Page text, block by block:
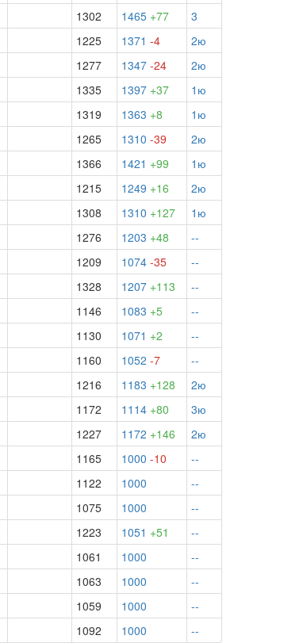
1302 1465 +77
3
1225 1371 -4
2ю
1277 1347 -24
2ю
1335 1397 +37
1ю
1319 1363 +8
1ю
1265 1310 -39
2ю
1366 1421 +99
1ю
1215 1249 +16
2ю
1308 1310 +127
1ю
1276 1203 +48
--
1209 1074 -35
--
1328 1207 +113
--
1146 1083 +5
--
1130 1071 +2
--
1160 1052 -7
--
1216 1183 +128
2ю
1172 1114 +80
3ю
1227 1172 +146
2ю
1165 1000 -10
--
1122 1000
--
1075 1000
--
1223 1051 +51
--
1061 1000
--
1063 1000
--
1059 1000
--
1092 1000 --